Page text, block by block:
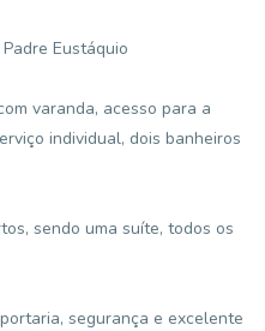
Eustáquio
varanda, acesso para a
individual, dois banheiros
sendo uma suíte, todos os
segurança e excelente